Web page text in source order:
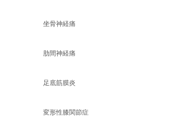
坐骨神経痛
肋間神経痛
足底筋膜炎
変形性膝関節症